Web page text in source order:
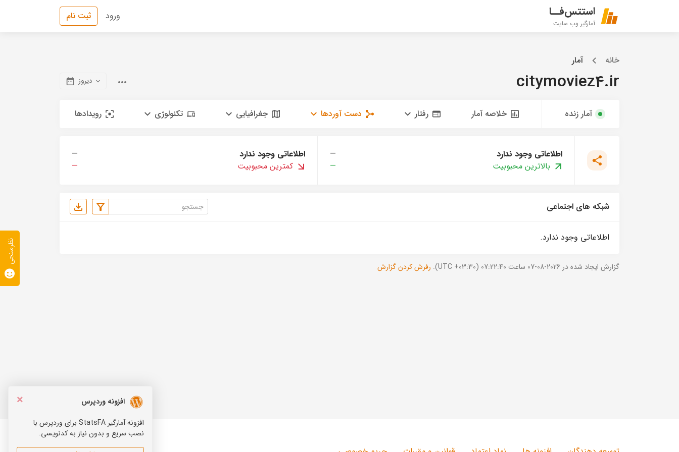
استتس‌فــا
آمارگیر وب سایت
ورود ثبت نام
خانه آمار
citymoviez4.ir دیروز
آمار زنده خلاصه آمار رفتار دست آوردها جغرافیایی تکنولوژی رویدادها
اطلاعاتی وجود ندارد
—
بالاترین محبوبیت
—
اطلاعاتی وجود ندارد
—
کمترین محبوبیت
—
شبکه های اجتماعی
اطلاعاتی وجود ندارد.
گزارش ایجاد شده در 2026-08-07 ساعت 07:22:40 (UTC +03:30). رفرش کردن گزارش
×
افزونه وردپرس
افزونه آمارگیر StatsFA برای وردپرس با
نصب سریع و بدون نیاز به کدنویسی.
نظرسنجی